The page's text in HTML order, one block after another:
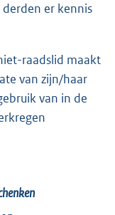
er kennis
raadslid maakt
van zijn/haar
van in de